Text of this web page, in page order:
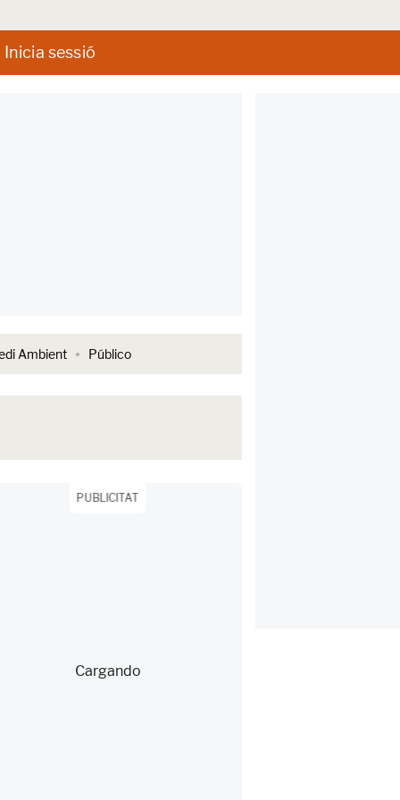
Inicia sessió
Ambient Público
PUBLICITAT